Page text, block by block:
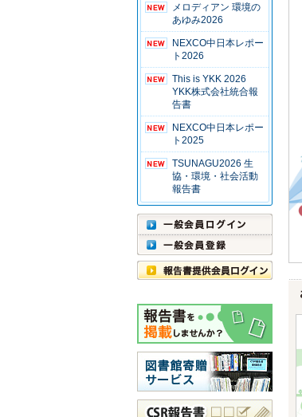
メロディアン 環境の
あゆみ2026
NEXCO中日本レポー
ト2026
This is YKK 2026
YKK株式会社統合報
告書
NEXCO中日本レポー
ト2025
TSUNAGU2026 生
協・環境・社会活動
報告書